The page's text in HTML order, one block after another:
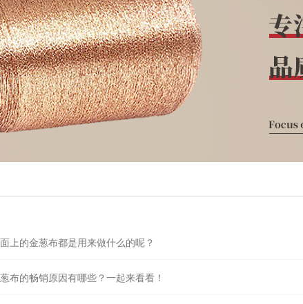
上的金葱布都是用来做什么的呢？
布的畅销原因有哪些？一起来看看！